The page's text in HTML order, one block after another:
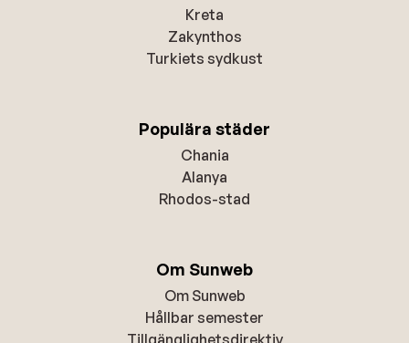
Kreta
Zakynthos
Turkiets sydkust
Populära städer
Chania
Alanya
Rhodos-stad
Om Sunweb
Om Sunweb
Hållbar semester